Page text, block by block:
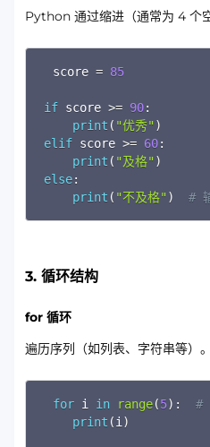
Python 通过缩进（通常为 4 个
score = 85
if score >= 90:
print ( "优秀" )
elif score >= 60:
print ( "及格" )
else:
print ( "不及格" ) #
3. 循环结构
for 循环
遍历序列（如列表、字符串等）。
for i in range(5) :
#
print (i )